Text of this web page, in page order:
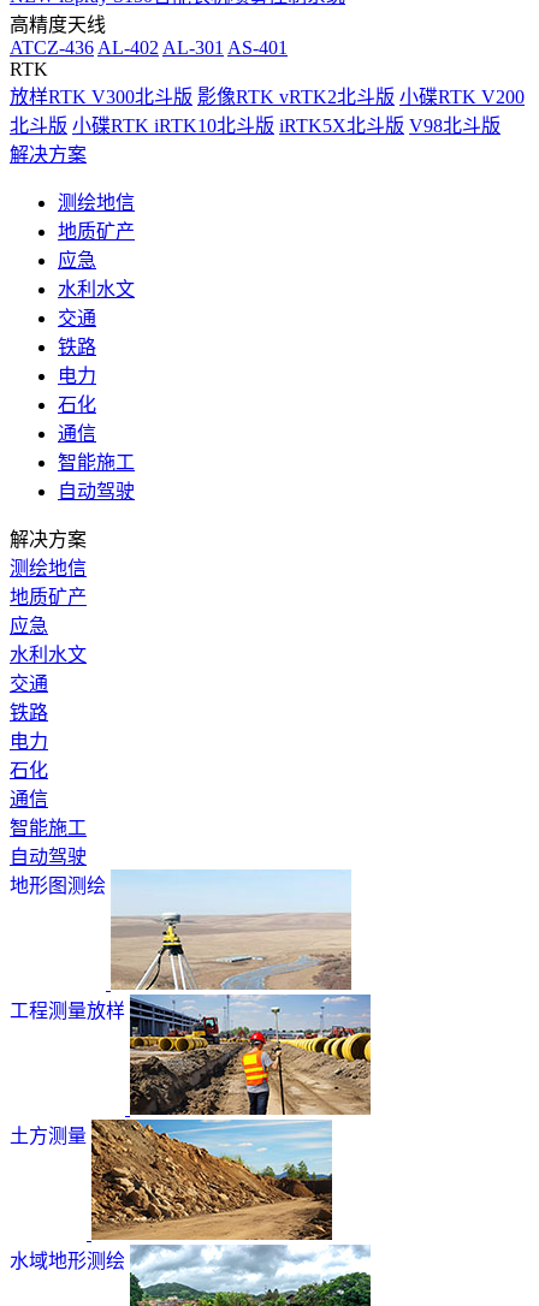
高精度天线
ATCZ-436 AL-402 AL-301 AS-401
RTK
放样RTK V300北斗版 影像RTK vRTK2北斗版 小碟RTK V200
北斗版 小碟RTK iRTK10北斗版 iRTK5X北斗版 V98北斗版
解决方案
测绘地信
地质矿产
应急
水利水文
交通
铁路
电力
石化
通信
智能施工
自动驾驶
解决方案
测绘地信
地质矿产
应急
水利水文
交通
铁路
电力
石化
通信
智能施工
自动驾驶
地形图测绘
工程测量放样
土方测量
水域地形测绘